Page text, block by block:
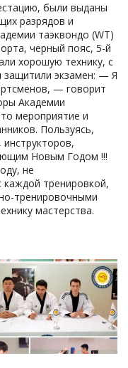
были выданы
разрядов и
таэквондо (WT)
черный пояс, 5-й
хорошую технику, с
экзамен: — Я
— говорит
Академии
мероприятие и
Пользуясь,
Новым Годом !!!
не
каждой тренировкой,
тренировочными
мастерства.